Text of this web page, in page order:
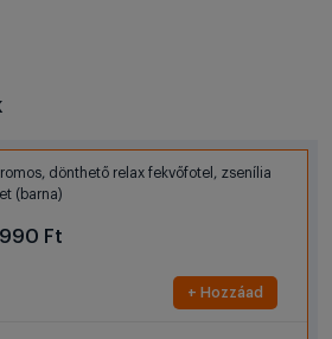
dönthető relax fekvőfotel, zsenília
(barna)
Ft
+ Hozzáad